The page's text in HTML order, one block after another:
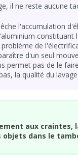
il ne reste aucune
l'accumulation
constituant
de
d'un seul
permet pas de le
la qualité du
aux craintes,
objets dans le